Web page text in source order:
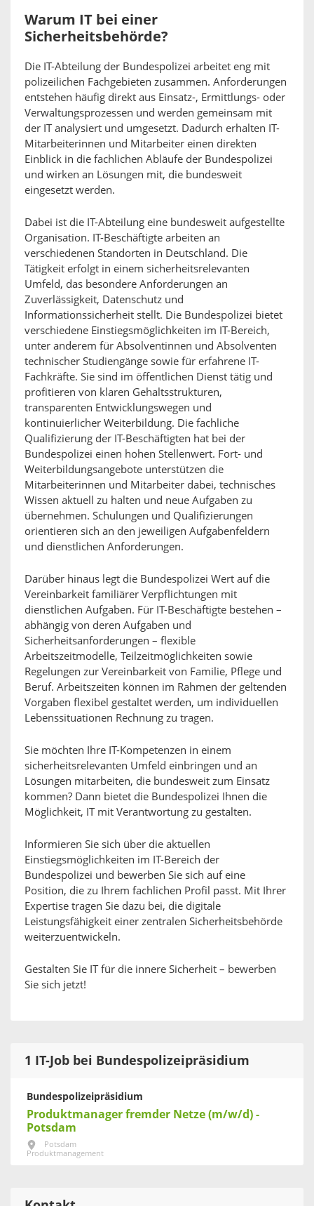
Warum IT bei einer
Sicherheitsbehörde?
Die IT-Abteilung der Bundespolizei arbeitet eng mit
polizeilichen Fachgebieten zusammen. Anforderungen
entstehen häufig direkt aus Einsatz-, Ermittlungs- oder
Verwaltungsprozessen und werden gemeinsam mit
der IT analysiert und umgesetzt. Dadurch erhalten IT-
Mitarbeiterinnen und Mitarbeiter einen direkten
Einblick in die fachlichen Abläufe der Bundespolizei
und wirken an Lösungen mit, die bundesweit
eingesetzt werden.
Dabei ist die IT-Abteilung eine bundesweit aufgestellte
Organisation. IT-Beschäftigte arbeiten an
verschiedenen Standorten in Deutschland. Die
Tätigkeit erfolgt in einem sicherheitsrelevanten
Umfeld, das besondere Anforderungen an
Zuverlässigkeit, Datenschutz und
Informationssicherheit stellt. Die Bundespolizei bietet
verschiedene Einstiegsmöglichkeiten im IT-Bereich,
unter anderem für Absolventinnen und Absolventen
technischer Studiengänge sowie für erfahrene IT-
Fachkräfte. Sie sind im öffentlichen Dienst tätig und
profitieren von klaren Gehaltsstrukturen,
transparenten Entwicklungswegen und
kontinuierlicher Weiterbildung. Die fachliche
Qualifizierung der IT-Beschäftigten hat bei der
Bundespolizei einen hohen Stellenwert. Fort- und
Weiterbildungsangebote unterstützen die
Mitarbeiterinnen und Mitarbeiter dabei, technisches
Wissen aktuell zu halten und neue Aufgaben zu
übernehmen. Schulungen und Qualifizierungen
orientieren sich an den jeweiligen Aufgabenfeldern
und dienstlichen Anforderungen.
Darüber hinaus legt die Bundespolizei Wert auf die
Vereinbarkeit familiärer Verpflichtungen mit
dienstlichen Aufgaben. Für IT-Beschäftigte bestehen –
abhängig von deren Aufgaben und
Sicherheitsanforderungen – flexible
Arbeitszeitmodelle, Teilzeitmöglichkeiten sowie
Regelungen zur Vereinbarkeit von Familie, Pflege und
Beruf. Arbeitszeiten können im Rahmen der geltenden
Vorgaben flexibel gestaltet werden, um individuellen
Lebenssituationen Rechnung zu tragen.
Sie möchten Ihre IT-Kompetenzen in einem
sicherheitsrelevanten Umfeld einbringen und an
Lösungen mitarbeiten, die bundesweit zum Einsatz
kommen? Dann bietet die Bundespolizei Ihnen die
Möglichkeit, IT mit Verantwortung zu gestalten.
Informieren Sie sich über die aktuellen
Einstiegsmöglichkeiten im IT-Bereich der
Bundespolizei und bewerben Sie sich auf eine
Position, die zu Ihrem fachlichen Profil passt. Mit Ihrer
Expertise tragen Sie dazu bei, die digitale
Leistungsfähigkeit einer zentralen Sicherheitsbehörde
weiterzuentwickeln.
Gestalten Sie IT für die innere Sicherheit – bewerben
Sie sich jetzt!
1 IT-Job bei Bundespolizeipräsidium
Bundespolizeipräsidium
Produktmanager fremder Netze (m/w/d) -
Potsdam
Potsdam
Produktmanagement